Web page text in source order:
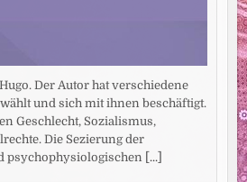
Der Autor hat verschiedene
und sich mit ihnen beschäftigt.
Geschlecht, Sozialismus,
Die Sezierung der
psychophysiologischen [...]